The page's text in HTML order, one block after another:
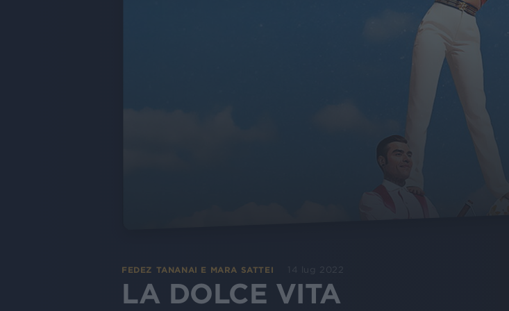
FEDEZ TANANAI E MARA SATTEI 14 lug 2022
LA DOLCE VITA